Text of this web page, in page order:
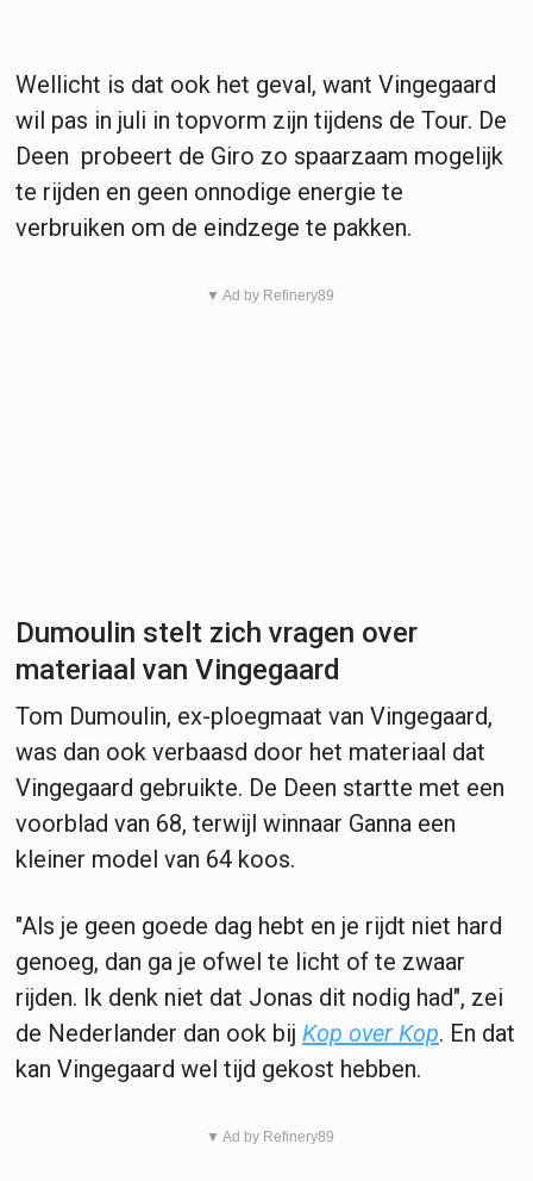
Wellicht is dat ook het geval, want Vingegaard
wil pas in juli in topvorm zijn tijdens de Tour. De
Deen probeert de Giro zo spaarzaam mogelijk
te rijden en geen onnodige energie te
verbruiken om de eindzege te pakken.
▼ Ad by Refinery89
Dumoulin stelt zich vragen over
materiaal van Vingegaard
Tom Dumoulin, ex-ploegmaat van Vingegaard,
was dan ook verbaasd door het materiaal dat
Vingegaard gebruikte. De Deen startte met een
voorblad van 68, terwijl winnaar Ganna een
kleiner model van 64 koos.
"Als je geen goede dag hebt en je rijdt niet hard
genoeg, dan ga je ofwel te licht of te zwaar
rijden. Ik denk niet dat Jonas dit nodig had", zei
de Nederlander dan ook bij Kop over Kop. En dat
kan Vingegaard wel tijd gekost hebben.
▼ Ad by Refinery89